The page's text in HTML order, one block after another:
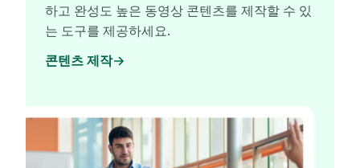
하고 완성도 높은 동영상 콘텐츠를 제작할 수 있
는 도구를 제공하세요.
콘텐츠 제작